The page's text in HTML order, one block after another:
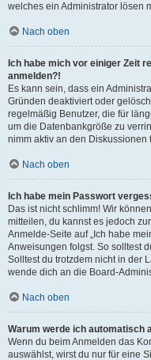
welches ein Administrator lösen
Nach oben
Ich habe mich vor einiger Zeit
anmelden?!
Es kann sein, dass ein
Gründen deaktiviert oder
regelmäßig Benutzer, die für
um die Datenbankgröße zu
nimm aktiv an den Diskussionen
Nach oben
Ich habe mein Passwort
Das ist nicht schlimm! Wir
mitteilen, du kannst es jedoch
Anmelde-Seite auf „Ich habe
Anweisungen folgst. So solltest
Solltest du trotzdem nicht in der
wende dich an die Board-
Nach oben
Warum werde ich automatisch
Wenn du beim Anmelden das
auswählst, wirst du nur für eine